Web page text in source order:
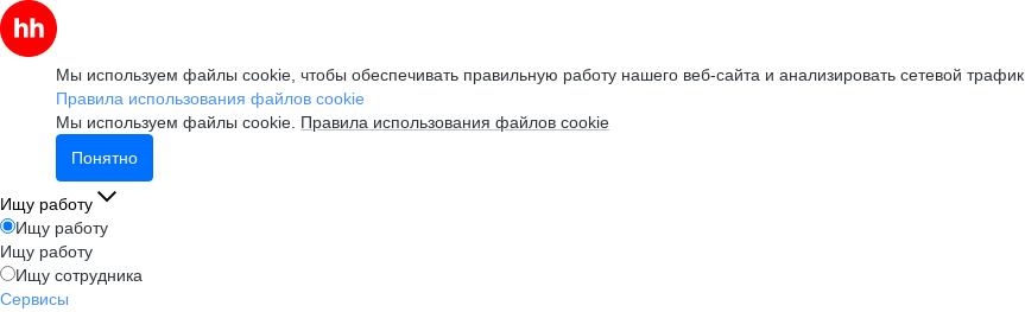
Мы используем файлы cookie, чтобы обеспечивать правильную работу нашего веб-сайта и анализировать сетевой трафик.
Правила использования файлов cookie
Мы используем файлы cookie. Правила использования файлов cookie
Понятно
Ищу работу
Ищу работу
Ищу работу
Ищу сотрудника
Сервисы